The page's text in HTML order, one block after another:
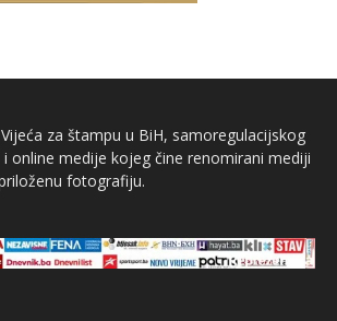
za štampu u BiH, samoregulacijskog
online medije kojeg čine renomirani mediji
fotografiju.